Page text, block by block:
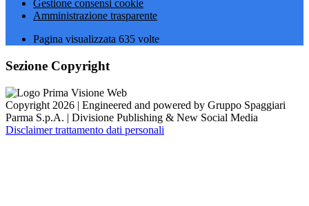
Gestione consensi cookie
Amministrazione trasparente
Pagina visualizzata 635 volte
Sezione Copyright
Copyright 2026 | Engineered and powered by Gruppo Spaggiari
Parma S.p.A. | Divisione Publishing & New Social Media
Disclaimer trattamento dati personali